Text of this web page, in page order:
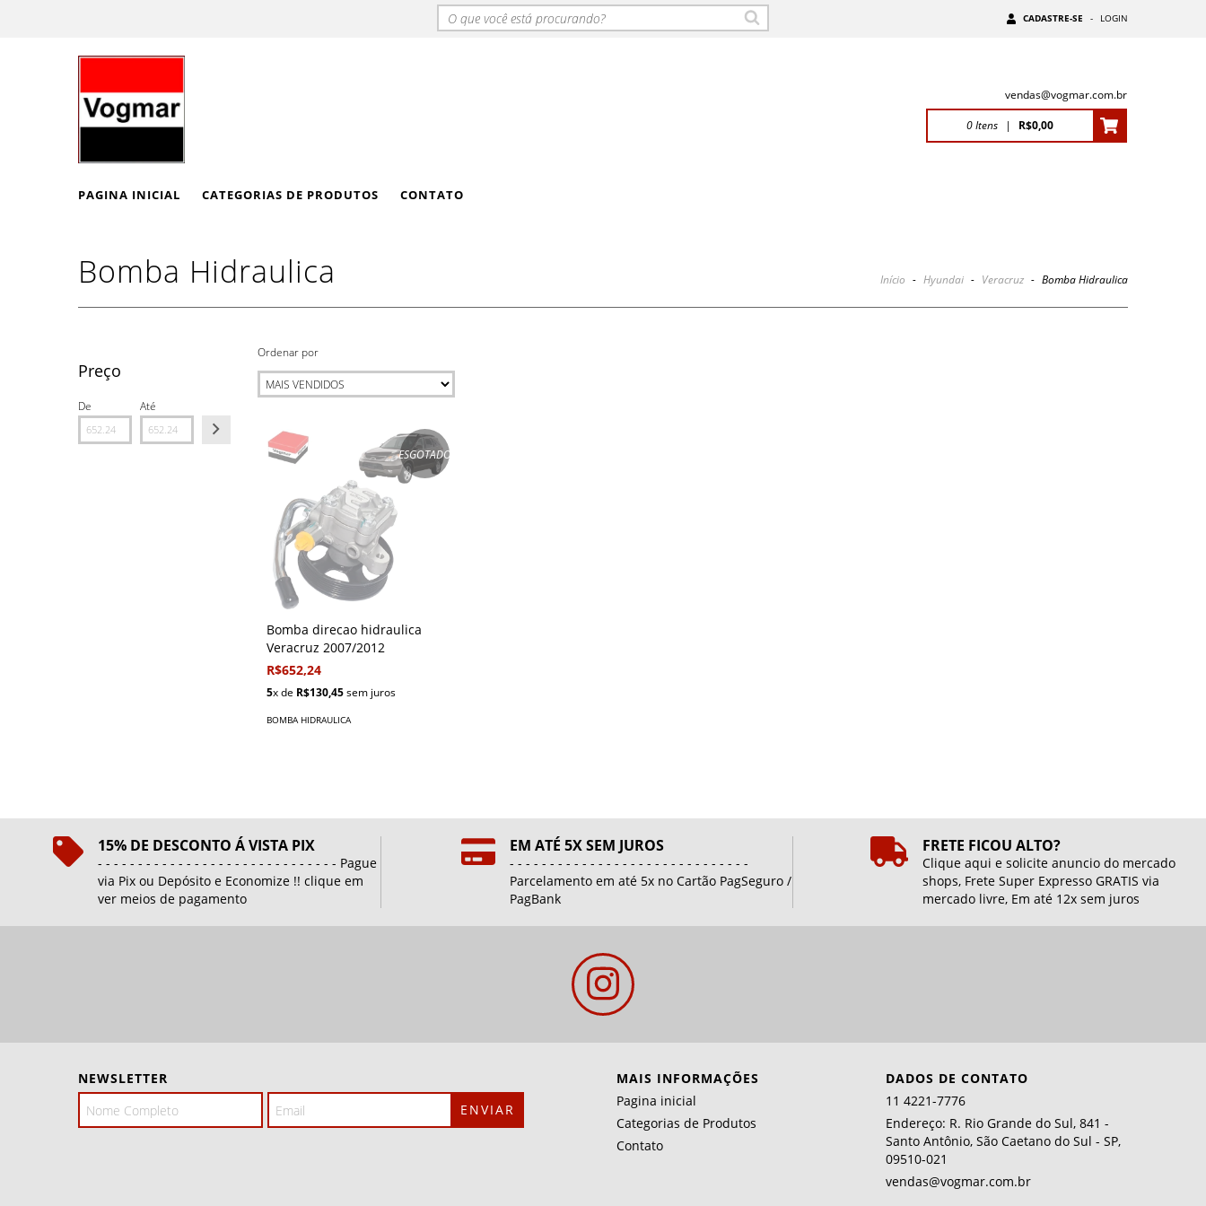
CADASTRE-SE - LOGIN
vendas@vogmar.com.br
0Itens | R$0,00
PAGINA INICIAL CATEGORIAS DE PRODUTOS CONTATO
Bomba Hidraulica Início - Hyundai - Veracruz - Bomba Hidraulica
Preço
De Até
Ordenar por
ESGOTADO
Bomba direcao hidraulica
Veracruz 2007/2012
R$652,24
5x de R$130,45sem juros
BOMBA HIDRAULICA
15% DE DESCONTO Á VISTA PIX
- - - - - - - - - - - - - - - - - - - - - - - - - - - - - - Pague
via Pix ou Depósito e Economize !! clique em
ver meios de pagamento
EM ATÉ 5X SEM JUROS
- - - - - - - - - - - - - - - - - - - - - - - - - - - - - -
Parcelamento em até 5x no Cartão PagSeguro /
PagBank
FRETE FICOU ALTO?
Clique aqui e solicite anuncio do mercado
shops, Frete Super Expresso GRATIS via
mercado livre, Em até 12x sem juros
NEWSLETTER
MAIS INFORMAÇÕES
Pagina inicial
Categorias de Produtos
Contato
DADOS DE CONTATO
11 4221-7776
Endereço: R. Rio Grande do Sul, 841 -
Santo Antônio, São Caetano do Sul - SP,
09510-021
vendas@vogmar.com.br